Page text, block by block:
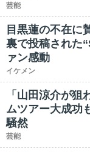
芸能
目黒蓮の不在に
裏で投稿された
ァン感動
イケメン
「山田涼介が
ムツアー大成功
騒然
芸能